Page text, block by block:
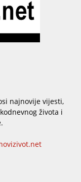
najnovije vijesti,
života i